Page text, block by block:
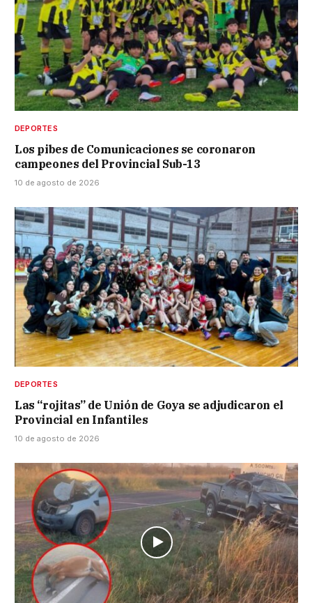
DEPORTES
Los pibes de Comunicaciones se coronaron
campeones del Provincial Sub-13
10 de agosto de 2026
DEPORTES
Las “rojitas” de Unión de Goya se adjudicaron el
Provincial en Infantiles
10 de agosto de 2026